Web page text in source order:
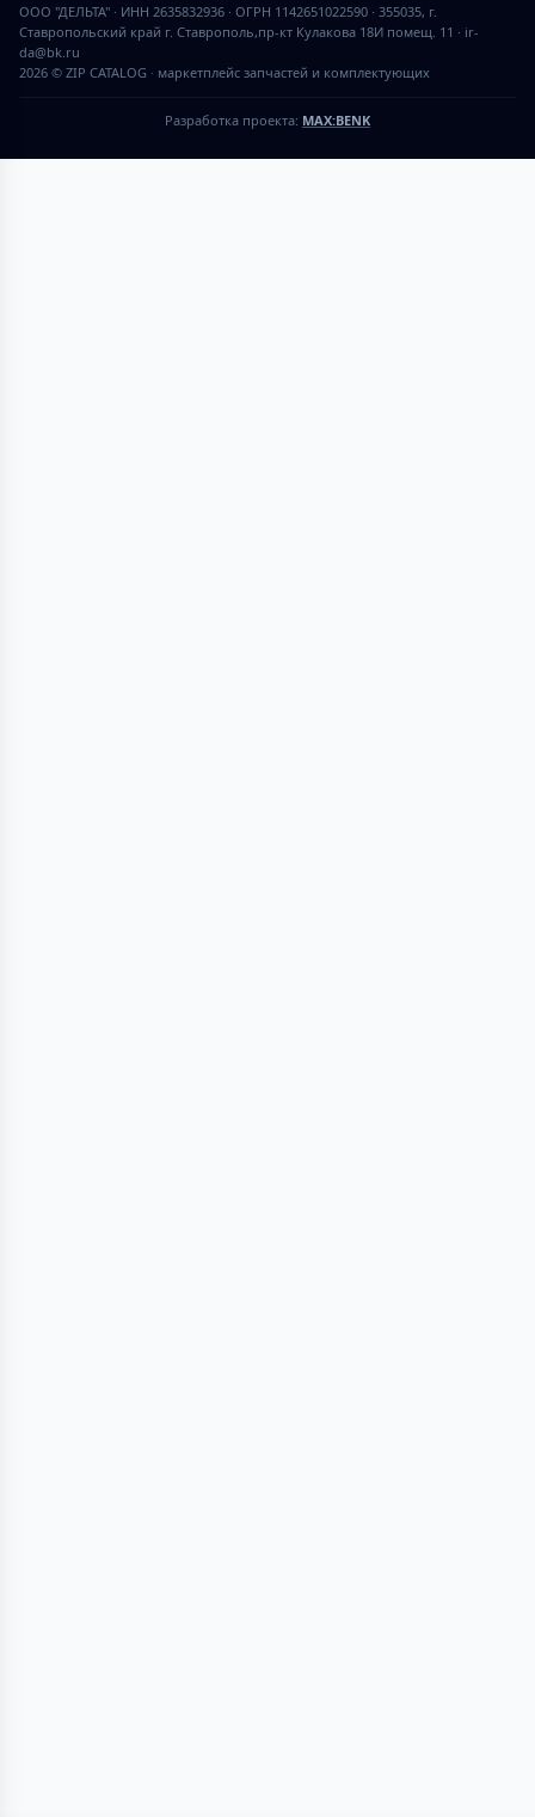
2026 © ZIP CATALOG · маркетплейс запчастей и комплектующих
ООО "ДЕЛЬТА" · ИНН 2635832936 · ОГРН 1142651022590 · 355035, г.
Ставропольский край г. Ставрополь,пр-кт Кулакова 18И помещ. 11 · ir-
da@bk.ru
Разработка проекта: MAX:BENK